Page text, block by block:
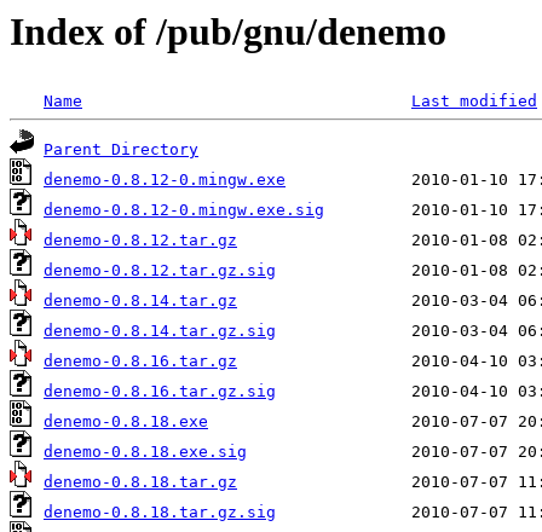
Index of /pub/gnu/denemo
Name Last modified
Parent Directory
denemo-0.8.12-0.mingw.exe
denemo-0.8.12-0.mingw.exe.sig
denemo-0.8.12.tar.gz
denemo-0.8.12.tar.gz.sig
denemo-0.8.14.tar.gz
denemo-0.8.14.tar.gz.sig
denemo-0.8.16.tar.gz
denemo-0.8.16.tar.gz.sig
denemo-0.8.18.exe
denemo-0.8.18.exe.sig
denemo-0.8.18.tar.gz
denemo-0.8.18.tar.gz.sig